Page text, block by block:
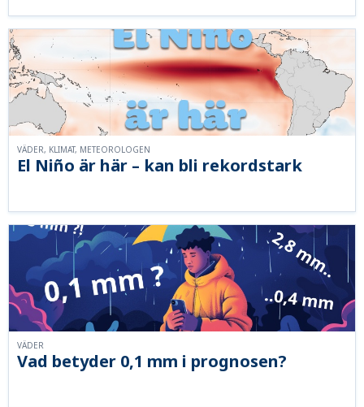
El Niño är här – kan bli rekordstark
VÄDER, KLIMAT, METEOROLOGEN
Vad betyder 0,1 mm i prognosen?
VÄDER